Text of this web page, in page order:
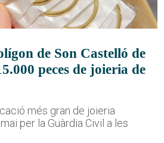
de Son Castelló de
peces de joieria de
més gran de joieria
per la Guàrdia Civil a les